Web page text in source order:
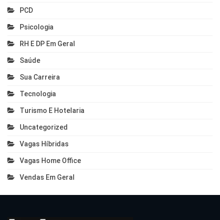
PCD
Psicologia
RH E DP Em Geral
Saúde
Sua Carreira
Tecnologia
Turismo E Hotelaria
Uncategorized
Vagas Híbridas
Vagas Home Office
Vendas Em Geral